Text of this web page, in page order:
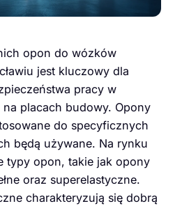
opon do wózków
jest kluczowy dla
pracy w
placach budowy. Opony
do specyficznych
będą używane. Na rynku
typy opon, takie jak opony
oraz superelastyczne.
charakteryzują się dobrą